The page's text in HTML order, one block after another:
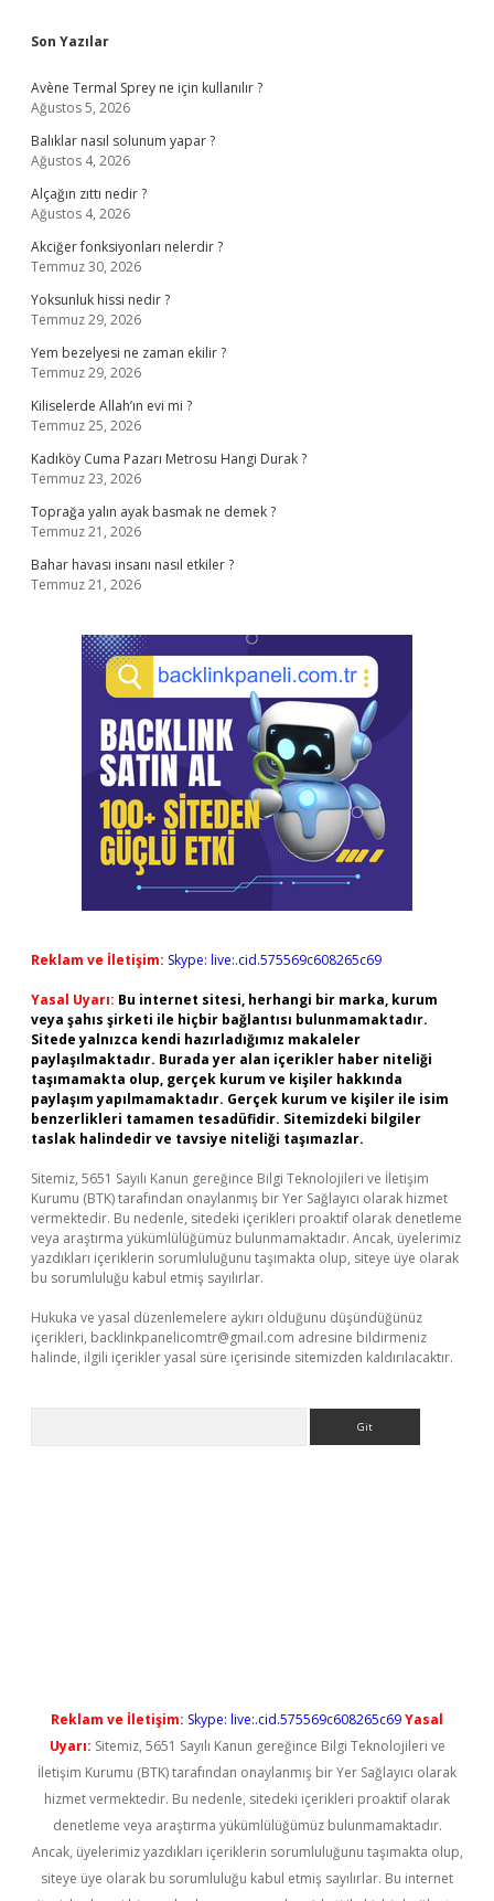
Sidebar
Son Yazılar
Avène Termal Sprey ne için kullanılır ?
Ağustos 5, 2026
Balıklar nasıl solunum yapar ?
Ağustos 4, 2026
Alçağın zıttı nedir ?
Ağustos 4, 2026
Akciğer fonksiyonları nelerdir ?
Temmuz 30, 2026
Yoksunluk hissi nedir ?
Temmuz 29, 2026
Yem bezelyesi ne zaman ekilir ?
Temmuz 29, 2026
Kiliselerde Allah’ın evi mi ?
Temmuz 25, 2026
Kadıköy Cuma Pazarı Metrosu Hangi Durak ?
Temmuz 23, 2026
Toprağa yalın ayak basmak ne demek ?
Temmuz 21, 2026
Bahar havası insanı nasıl etkiler ?
Temmuz 21, 2026
Reklam ve İletişim: Skype: live:.cid.575569c608265c69
Yasal Uyarı: Bu internet sitesi, herhangi bir marka, kurum
veya şahıs şirketi ile hiçbir bağlantısı bulunmamaktadır.
Sitede yalnızca kendi hazırladığımız makaleler
paylaşılmaktadır. Burada yer alan içerikler haber niteliği
taşımamakta olup, gerçek kurum ve kişiler hakkında
paylaşım yapılmamaktadır. Gerçek kurum ve kişiler ile isim
benzerlikleri tamamen tesadüfidir. Sitemizdeki bilgiler
taslak halindedir ve tavsiye niteliği taşımazlar.
Sitemiz, 5651 Sayılı Kanun gereğince Bilgi Teknolojileri ve İletişim
Kurumu (BTK) tarafından onaylanmış bir Yer Sağlayıcı olarak hizmet
vermektedir. Bu nedenle, sitedeki içerikleri proaktif olarak denetleme
veya araştırma yükümlülüğümüz bulunmamaktadır. Ancak, üyelerimiz
yazdıkları içeriklerin sorumluluğunu taşımakta olup, siteye üye olarak
bu sorumluluğu kabul etmiş sayılırlar.
Hukuka ve yasal düzenlemelere aykırı olduğunu düşündüğünüz
içerikleri, backlinkpanelicomtr@gmail.com adresine bildirmeniz
halinde, ilgili içerikler yasal süre içerisinde sitemizden kaldırılacaktır.
Reklam ve İletişim: Skype: live:.cid.575569c608265c69Yasal
Uyarı: Sitemiz, 5651 Sayılı Kanun gereğince Bilgi Teknolojileri ve
İletişim Kurumu (BTK) tarafından onaylanmış bir Yer Sağlayıcı olarak
hizmet vermektedir. Bu nedenle, sitedeki içerikleri proaktif olarak
denetleme veya araştırma yükümlülüğümüz bulunmamaktadır.
Ancak, üyelerimiz yazdıkları içeriklerin sorumluluğunu taşımakta olup,
siteye üye olarak bu sorumluluğu kabul etmiş sayılırlar. Bu internet